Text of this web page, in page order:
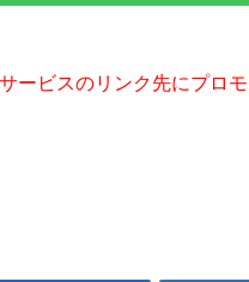
ービスのリンク先にプロ